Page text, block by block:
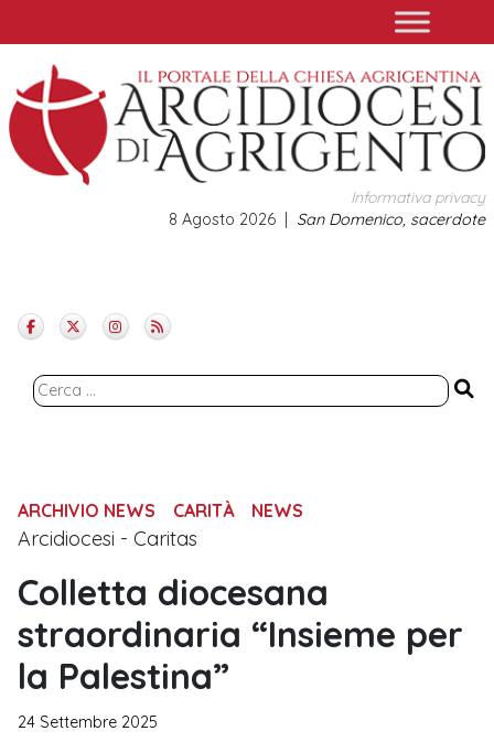
to
content
Informativa privacy
San Domenico, sacerdote
8 Agosto 2026
Ricerca
ARCHIVIO NEWS CARITÀ NEWS
Arcidiocesi - Caritas
Colletta diocesana
straordinaria “Insieme per
la Palestina”
24 Settembre 2025